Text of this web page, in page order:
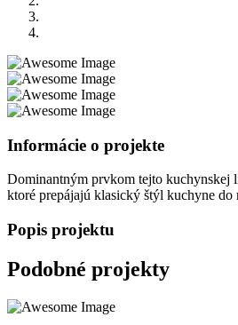
Informácie o projekte
Dominantným prvkom tejto kuchynskej
ktoré prepájajú klasický štýl kuchyne do
Popis projektu
Podobné projekty